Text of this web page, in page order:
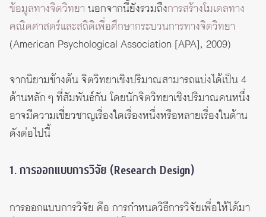
ข้อมูลทางจิตวิทยา นอกจากนี้ยังรวมถึงการสร้างโมเดลทาง
คณิตศาสตร์และสถิติเพื่อศึกษากระบวนการทางจิตวิทยา
(American Psychological Association [APA], 2009)
จากนิยามข้างต้น จิตวิทยาเชิงปริมาณสามารถแบ่งได้เป็น 4
ด้านหลัก ๆ ที่สัมพันธ์กัน โดยนักจิตวิทยาเชิงปริมาณคนหนึ่ง
อาจมีความเชี่ยวชาญเรื่องใดเรื่องหนึ่งหรือหลายเรื่องในด้าน
ดังต่อไปนี้
1. การออกแบบการวิจัย (Research Design)
การออกแบบการวิจัย คือ การกำหนดวิธีการวิจัยเพื่อให้ได้มา